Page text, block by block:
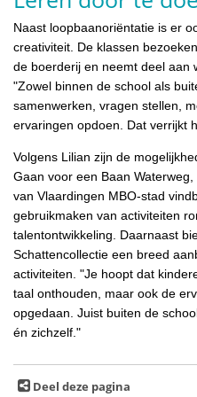
Naast loopbaanoriëntatie is er
creativiteit. De klassen
de boerderij en neemt deel aan
"Zowel binnen de school als
samenwerken, vragen stellen,
ervaringen opdoen. Dat verrijkt
Volgens Lilian zijn de
Gaan voor een Baan
van Vlaardingen MBO-stad
gebruikmaken van activiteiten
talentontwikkeling. Daarnaast
Schattencollectie een breed
activiteiten. "Je hoopt dat
taal onthouden, maar ook de
opgedaan. Juist buiten de
én zichzelf."
Deel deze pagina